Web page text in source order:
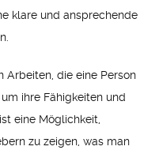
klare und ansprechende
Arbeiten, die eine Person
ihre Fähigkeiten und
eine Möglichkeit,
zu zeigen, was man